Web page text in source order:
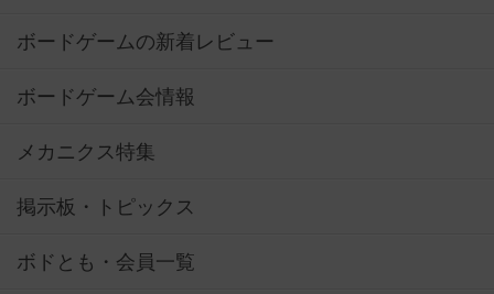
ボードゲームの新着レビュー
ボードゲーム会情報
メカニクス特集
掲示板・トピックス
ボドとも・会員一覧